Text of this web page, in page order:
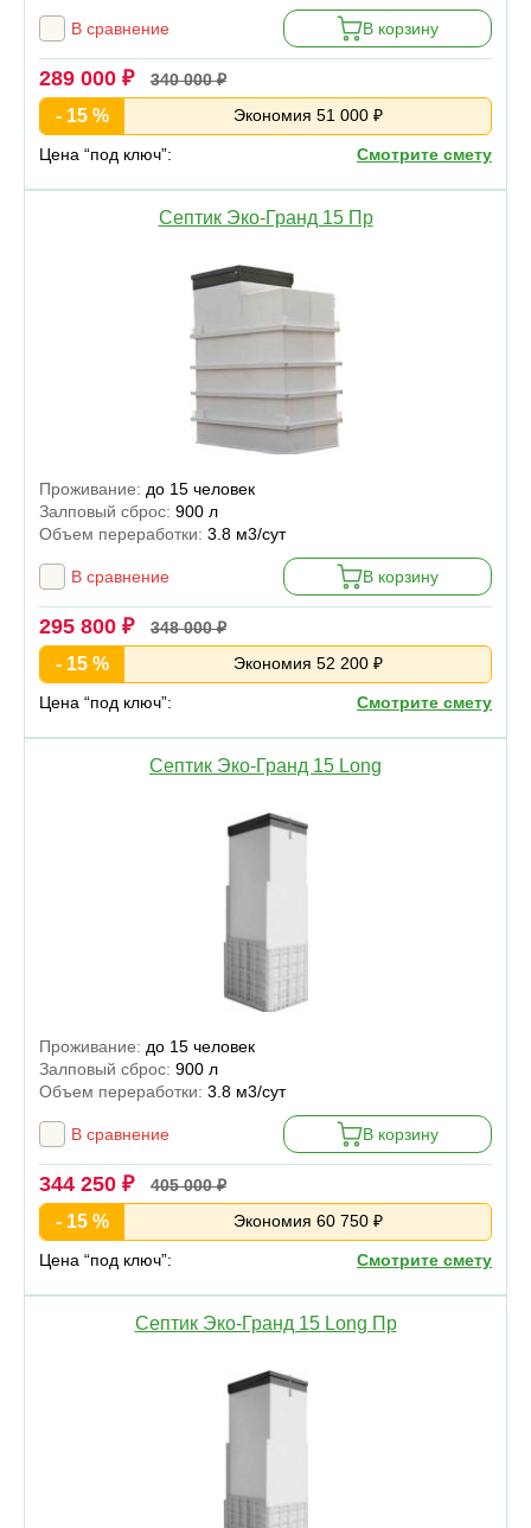
В сравнение В корзину
289 000 ₽ 340 000 ₽
- 15 % Экономия 51 000 ₽
Цена “под ключ”: Смотрите смету
Септик Эко-Гранд 15 Пр
Проживание: до 15 человек
Залповый сброс: 900 л
Объем переработки: 3.8 м3/сут
В сравнение В корзину
295 800 ₽ 348 000 ₽
- 15 % Экономия 52 200 ₽
Цена “под ключ”: Смотрите смету
Септик Эко-Гранд 15 Long
Проживание: до 15 человек
Залповый сброс: 900 л
Объем переработки: 3.8 м3/сут
В сравнение В корзину
344 250 ₽ 405 000 ₽
- 15 % Экономия 60 750 ₽
Цена “под ключ”: Смотрите смету
Септик Эко-Гранд 15 Long Пр